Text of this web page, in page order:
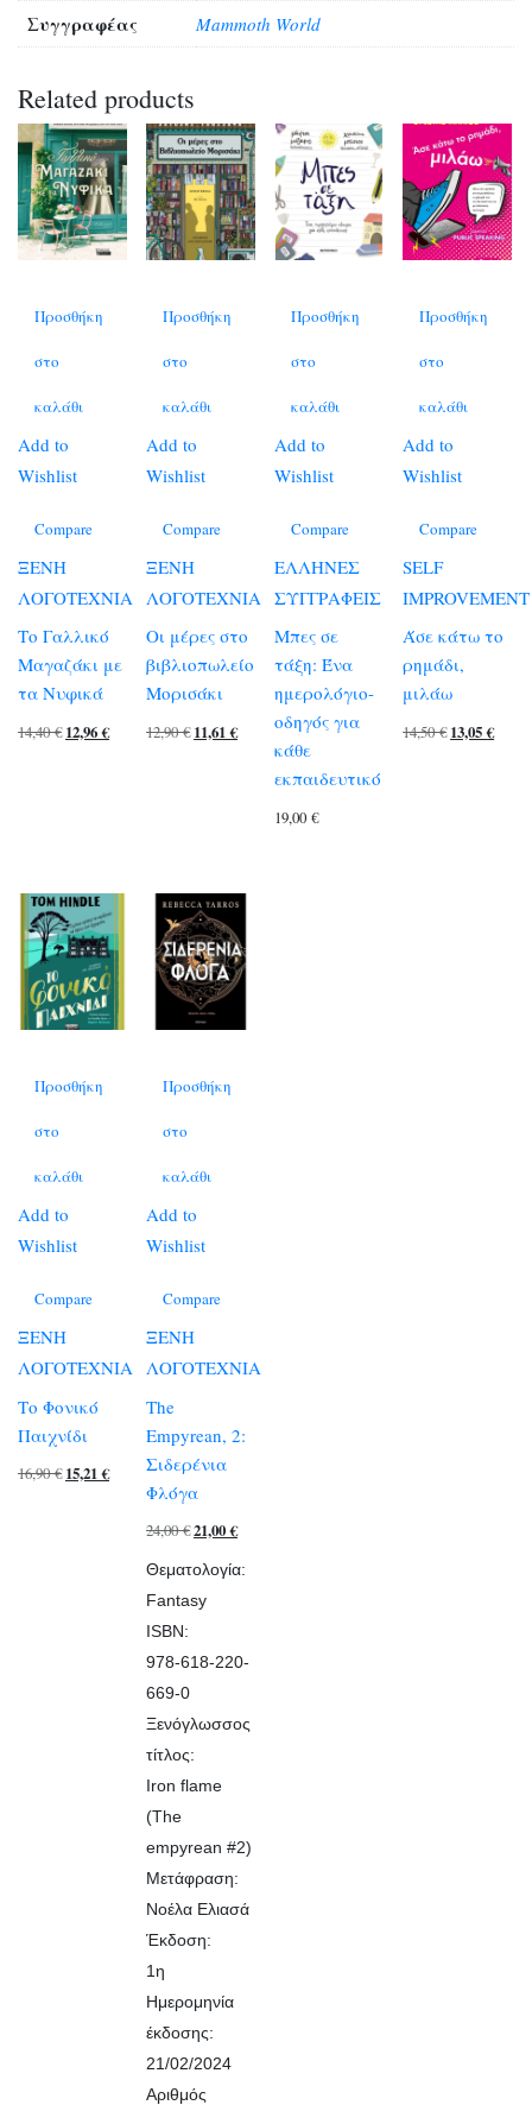
Συγγραφέας Mammoth World
Related products
Προσθήκη
στο
καλάθι
Add to
Wishlist
Compare
ΞΕΝΗ
ΛΟΓΟΤΕΧΝΙΑ
Το Γαλλικό
Μαγαζάκι με
τα Νυφικά
14,40€ Original
12,96€Η
Προσθήκη
στο
καλάθι
Add to
Wishlist
Compare
ΞΕΝΗ
ΛΟΓΟΤΕΧΝΙΑ
Οι μέρες στο
βιβλιοπωλείο
Μορισάκι
12,90€ Original
11,61€Η
τρέχουσα
Προσθήκη
στο
καλάθι
Add to
Wishlist
Compare
ΕΛΛΗΝΕΣ
ΣΥΓΓΡΑΦΕΙΣ
Μπες σε
τάξη: Ένα
ημερολόγιο-
οδηγός για
κάθε
εκπαιδευτικό
19,00€
Προσθήκη
στο
καλάθι
Add to
Wishlist
Compare
SELF
IMPROVEMENT
Άσε κάτω το
ρημάδι,
μιλάω
14,50€ Original
13,05€Η
Προσθήκη
στο
καλάθι
Add to
Wishlist
Compare
ΞΕΝΗ
ΛΟΓΟΤΕΧΝΙΑ
Το Φονικό
Παιχνίδι
16,90€ Original
15,21€Η
τρέχουσα
είναι:
15,21 €.
Προσθήκη
στο
καλάθι
Add to
Wishlist
Compare
ΞΕΝΗ
ΛΟΓΟΤΕΧΝΙΑ
The
Empyrean, 2:
Σιδερένια
Φλόγα
24,00€Original
price
21,00€Η
21,00 €.
Θεματολογία:
Fantasy
ISBN:
978-618-220-
669-0
Ξενόγλωσσος
τίτλος:
Iron flame
(The
empyrean #2)
Μετάφραση:
Νοέλα Ελιασά
Έκδοση:
1η
Ημερομηνία
έκδοσης:
21/02/2024
Αριθμός